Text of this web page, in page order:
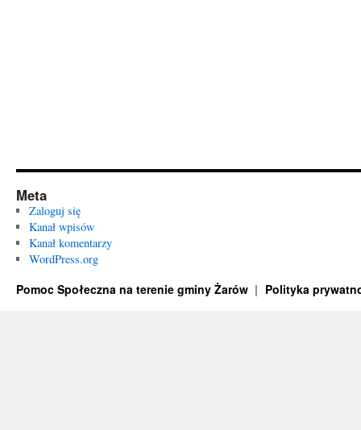
Meta
Zaloguj się
Kanał wpisów
Kanał komentarzy
WordPress.org
Pomoc Społeczna na terenie gminy Żarów Polityka